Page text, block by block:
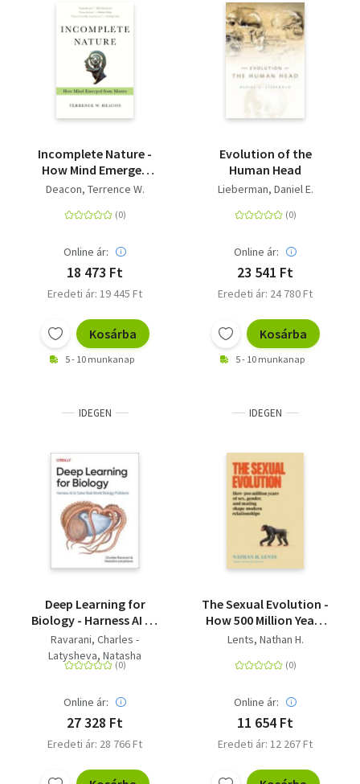
Incomplete Nature -
How Mind Emerged
from Matter
Deacon, Terrence W.
Online ár:
18 473 Ft
Eredeti ár: 19 445 Ft
Kosárba
5 - 10 munkanap
Evolution of the
Human Head
Lieberman, Daniel E.
Online ár:
23 541 Ft
Eredeti ár: 24 780 Ft
Kosárba
5 - 10 munkanap
IDEGEN
Deep Learning for
Biology - Harness AI to
Solve Real-World
Biology Problems
Ravarani, Charles -
Latysheva, Natasha
Online ár:
27 328 Ft
Eredeti ár: 28 766 Ft
IDEGEN
The Sexual Evolution -
How 500 Million Years
of Sex, Gender, and
Relationships
Lents, Nathan H.
Online ár:
11 654 Ft
Eredeti ár: 12 267 Ft